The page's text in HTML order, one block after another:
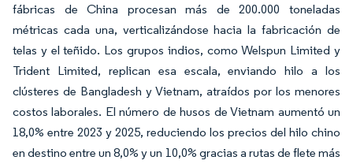
fábricas de China procesan más de 200.000 toneladas
métricas cada una, verticalizándose hacia la fabricación de
telas y el teñido. Los grupos indios, como Welspun Limited y
Trident Limited, replican esa escala, enviando hilo a los
clústeres de Bangladesh y Vietnam, atraídos por los menores
costos laborales. El número de husos de Vietnam aumentó un
18,0% entre 2023 y 2025, reduciendo los precios del hilo chino
en destino entre un 8,0% y un 10,0% gracias a rutas de flete más